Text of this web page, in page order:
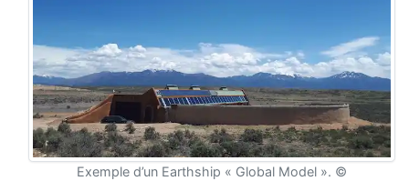
Exemple d’un Earthship « Global Model ». ©